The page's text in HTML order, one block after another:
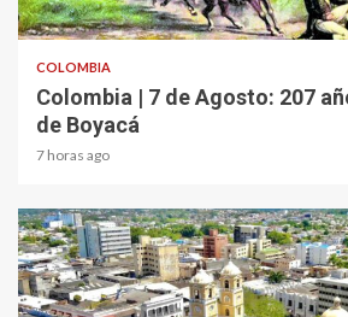
2 min read
COLOMBIA
Colombia | 7 de Agosto: 207
de Boyacá
7 horas ago